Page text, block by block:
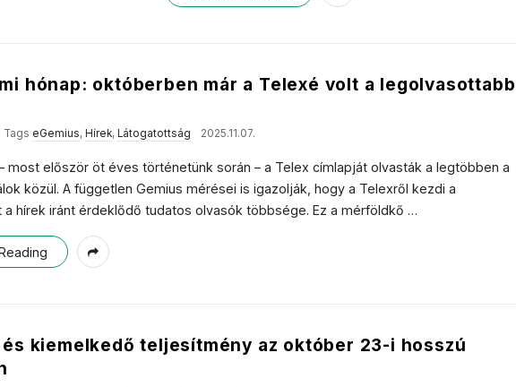
hónap: októberben már a Telexé volt a legolvasottabb
Tags eGemius, Hírek, Látogatottság 2025.11.07.
most először öt éves történetünk során – a Telex címlapját olvasták a legtöbben a
közül. A független Gemius mérései is igazolják, hogy a Telexről kezdi a
hírek iránt érdeklődő tudatos olvasók többsége. Ez a mérföldkő …
kiemelkedő teljesítmény az október 23-i hosszú